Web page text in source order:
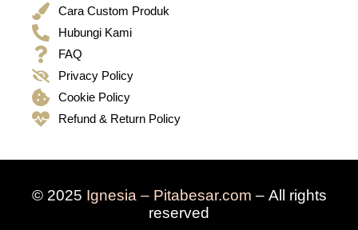
Cara Custom Produk
Hubungi Kami
FAQ
Privacy Policy
Cookie Policy
Refund & Return Policy
© 2025 Ignesia – Pitabesar.com – All rights
reserved